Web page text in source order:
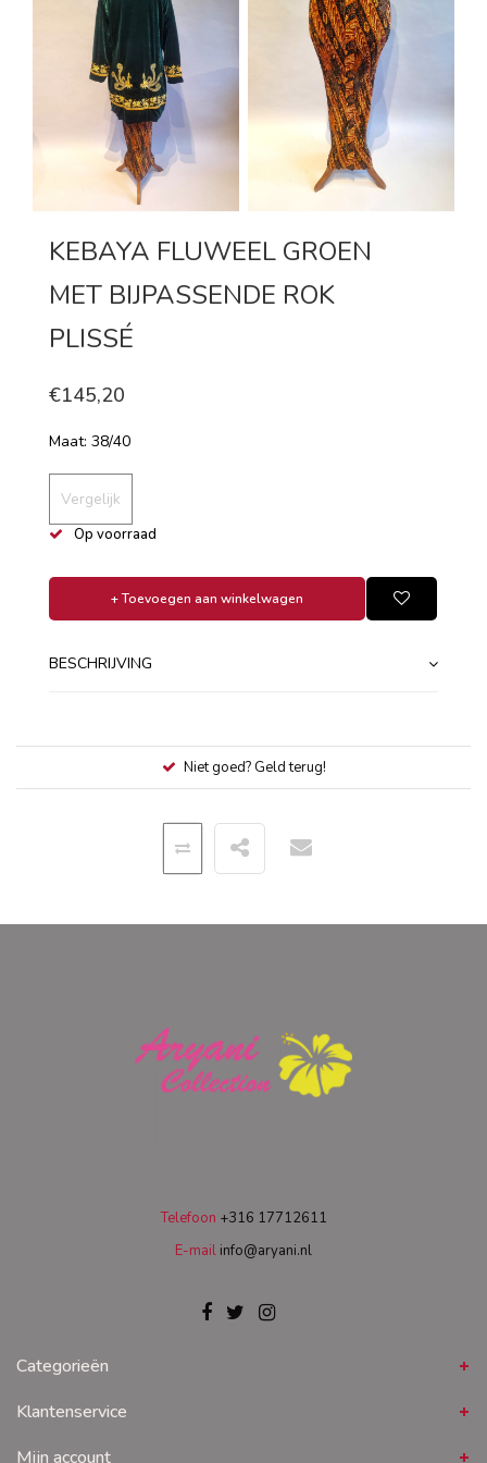
KEBAYA FLUWEEL GROEN
MET BIJPASSENDE ROK
PLISSÉ
€145,20
Maat: 38/40
Vergelijk
Op voorraad
+ Toevoegen aan winkelwagen
BESCHRIJVING
Niet goed? Geld terug!
Telefoon +316 17712611
E-mail info@aryani.nl
Categorieën
Klantenservice
Mijn account